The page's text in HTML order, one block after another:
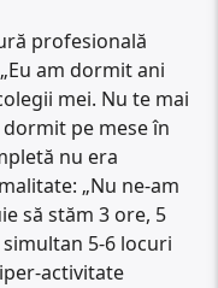
profesională
am dormit ani
mei. Nu te mai
dormit pe mese în
nu era
„Nu ne-am
să stăm 3 ore, 5
5-6 locuri
activitate